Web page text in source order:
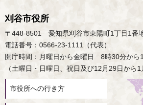
刈谷市役所
〒448-8501 愛知県刈谷市東陽町1丁目1番
電話番号：0566-23-1111（代表）
開庁時間：月曜日から金曜日 8時30分から
（土曜日・日曜日、祝日及び12月29日から1
市役所への行き方